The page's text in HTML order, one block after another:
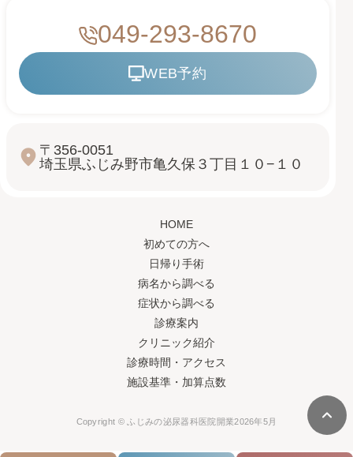
049-293-8670
WEB予約
〒356-0051
埼玉県ふじみ野市亀久保３丁目１０−１０
HOME
初めての方へ
日帰り手術
病名から調べる
症状から調べる
診療案内
クリニック紹介
診療時間・アクセス
施設基準・加算点数
Copyright © ふじみの泌尿器科 医院開業2026年5月